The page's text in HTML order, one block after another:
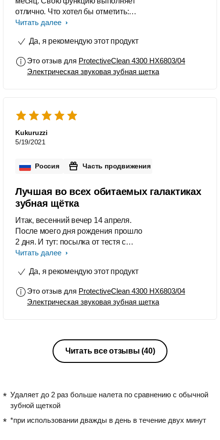
утром и вечером ежедневно).
Лучшая покупка в моей жизни. Очень
рекомендую!
отлично. Что хотел бы отметить:
прекращает работать очень уж
самой щеткой имеется щель, что
Читать далее
Да, я рекомендую этот продукт
Это отзыв для ProtectiveClean 4300 HX6803/04
Электрическая звуковая зубная щетка
Kukuruzzi
5/19/2021
Россия Часть продвижения
Лучшая во всех обитаемых галактиках
зубная щётка
Итак, весенний вечер 14 апреля.
После моего дня рождения прошло
2 дня. И тут: посылка от тестя с
тещей!! И что же в ней? Держа в
какое счастье внутри. Настал час,
была снята... и... о, чудо!!!! Я услышал
глас небес, серафимы затрубили в
Неужели?! Это же ЧУДО ЩЁТКА!!!
Стараясь запечатлеть этот
счастливый момент в истории, я
моей жизни. Отбросив все дела, я тут
же, словно сапсан, падающий с
чистить зубы. Не видел преград на
Читать далее
Да, я рекомендую этот продукт
Это отзыв для ProtectiveClean 4300 HX6803/04
Электрическая звуковая зубная щетка
Читать все отзывы(40)
Удаляет до 2 раз больше налета по сравнению с обычной
зубной щеткой
*при использовании дважды в день в течение двух минут